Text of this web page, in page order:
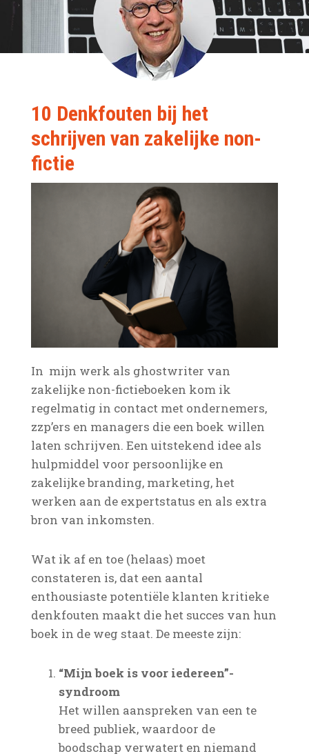
10 Denkfouten bij het
schrijven van zakelijke non-
fictie
In mijn werk als ghostwriter van
zakelijke non-fictieboeken kom ik
regelmatig in contact met ondernemers,
zzp’ers en managers die een boek willen
laten schrijven. Een uitstekend idee als
hulpmiddel voor persoonlijke en
zakelijke branding, marketing, het
werken aan de expertstatus en als extra
bron van inkomsten.
Wat ik af en toe (helaas) moet
constateren is, dat een aantal
enthousiaste potentiële klanten kritieke
denkfouten maakt die het succes van hun
boek in de weg staat. De meeste zijn:
“Mijn boek is voor iedereen”-
syndroom
Het willen aanspreken van een te
breed publiek, waardoor de
boodschap verwatert en niemand